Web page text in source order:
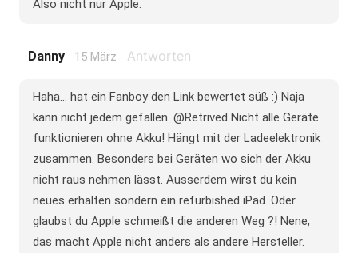
Also nicht nur Apple.
Danny 15 März Antworten
Haha... hat ein Fanboy den Link bewertet süß :) Naja
kann nicht jedem gefallen. @Retrived Nicht alle Geräte
funktionieren ohne Akku! Hängt mit der Ladeelektronik
zusammen. Besonders bei Geräten wo sich der Akku
nicht raus nehmen lässt. Ausserdem wirst du kein
neues erhalten sondern ein refurbished iPad. Oder
glaubst du Apple schmeißt die anderen Weg ?! Nene,
das macht Apple nicht anders als andere Hersteller.